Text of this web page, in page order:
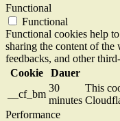
Functional
Functional
Functional cookies help
sharing the content of the
feedbacks, and other
Cookie
Dauer
__cf_bm
30
minutes
This
Performance